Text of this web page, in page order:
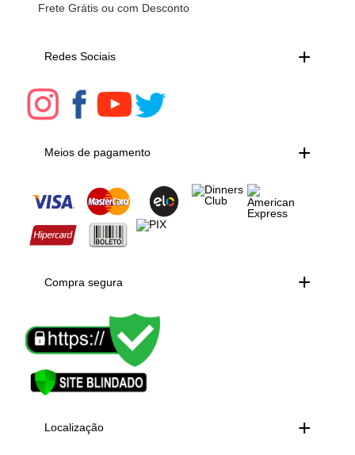
Frete Grátis ou com Desconto
Redes Sociais
Meios de pagamento
Compra segura
Localização